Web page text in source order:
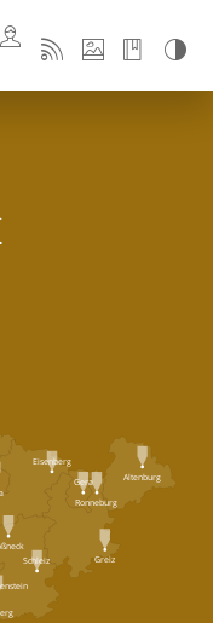
Ronneburg
Greiz
Schleiz
Altenburg
Gera
Eisenberg